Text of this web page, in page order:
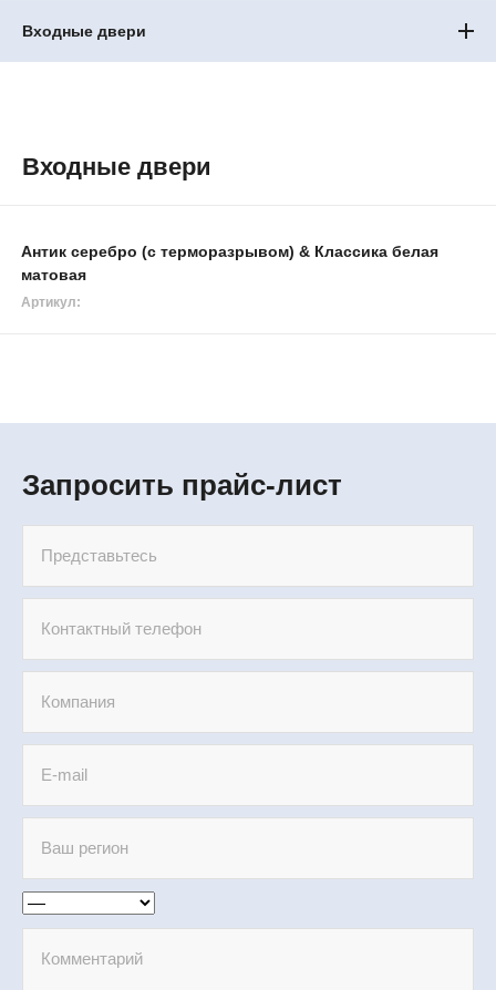
Входные двери
Входные двери
Антик серебро (с терморазрывом) & Классика белая
матовая
Артикул:
Запросить прайс-лист